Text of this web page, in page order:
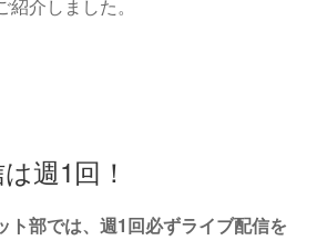
介しました。
週1回！
ト部では、週1回必ずライブ配信を